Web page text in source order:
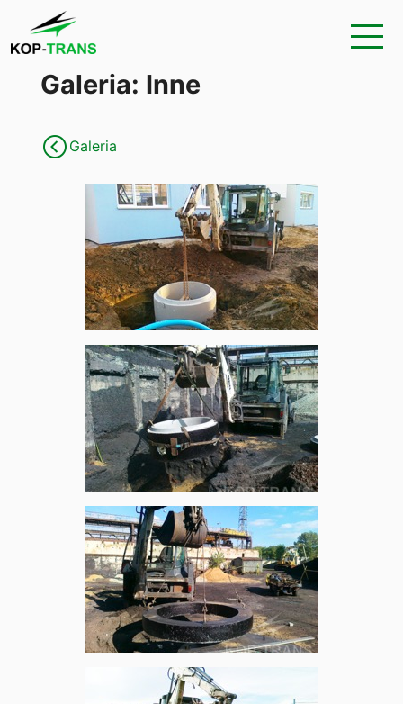
Galeria: Inne
Galeria